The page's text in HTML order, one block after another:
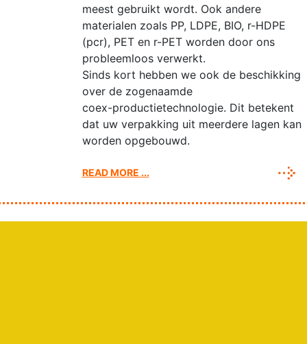
meest gebruikt wordt. Ook andere
materialen zoals PP, LDPE, BIO, r-HDPE
(pcr), PET en r-PET worden door ons
probleemloos verwerkt.
Sinds kort hebben we ook de beschikking
over de zogenaamde
coex-productietechnologie. Dit betekent
dat uw verpakking uit meerdere lagen kan
worden opgebouwd.
READ MORE ...